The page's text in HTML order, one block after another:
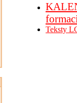
Teksty